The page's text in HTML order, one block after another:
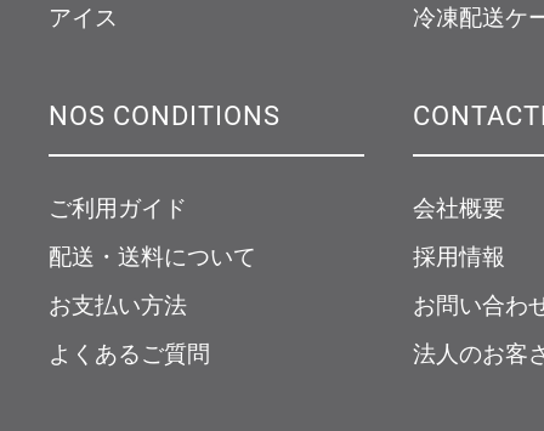
アイス
冷凍配送ケ
NOS CONDITIONS
ご利用ガイド
配送・送料について
お支払い方法
よくあるご質問
会社概要
採用情報
お問い合わ
法人のお客